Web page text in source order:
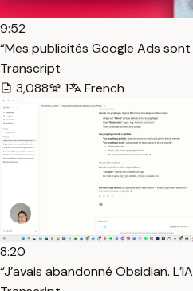
9:52
“Mes publicités Google Ads
Transcript
3,088
1 French
8:20
“J’avais abandonné Obsidian.